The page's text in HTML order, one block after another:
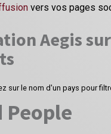
vers vos pages
Aegis
sur le nom d'un pays pour
People